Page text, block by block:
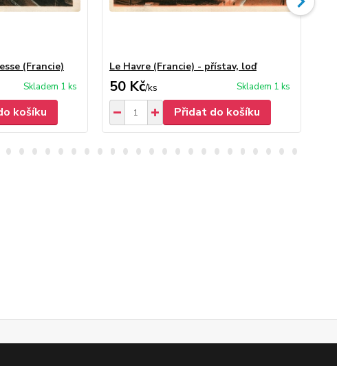
(Francie)
Skladem 1 ks
košíku
Le Havre (Francie) - přístav, loď
50 Kč/ks Skladem 1 ks
Přidat do košíku